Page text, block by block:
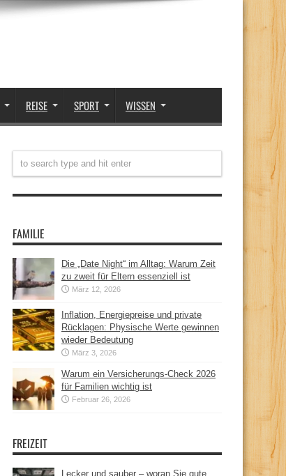
REISE SPORT WISSEN
FAMILIE
Die „Date Night“ im Alltag: Warum Zeit
zu zweit für Eltern essenziell ist
März 12, 2026
Inflation, Energiepreise und private
Rücklagen: Physische Werte gewinnen
wieder Bedeutung
März 3, 2026
Warum ein Versicherungs-Check 2026
für Familien wichtig ist
Februar 26, 2026
FREIZEIT
Lecker und sauber – woran Sie gute